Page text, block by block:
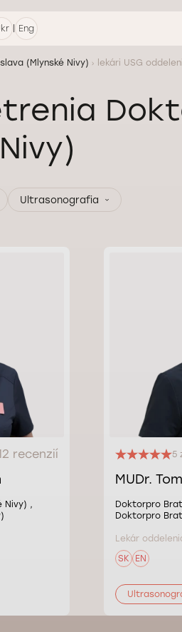
| Eng
(Mlynské Nivy) lekári USG
Ultrasonografia
recenzií
Nivy) ,
5
MUDr.
Doktorpro
Doktorpro
Lekár
SK
EN